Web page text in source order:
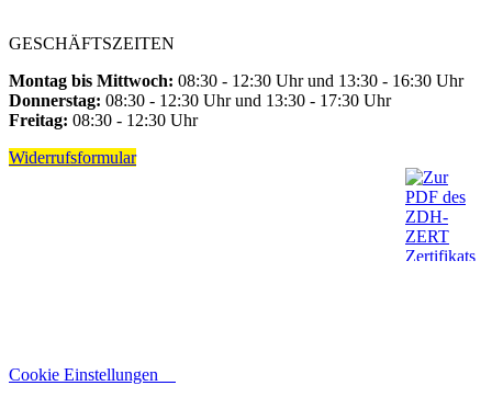
GESCHÄFTSZEITEN
Montag bis Mittwoch: 08:30 - 12:30 Uhr und 13:30 - 16:30 Uhr
Donnerstag: 08:30 - 12:30 Uhr und 13:30 - 17:30 Uhr
Freitag: 08:30 - 12:30 Uhr
Widerrufsformular
Cookie Einstellungen